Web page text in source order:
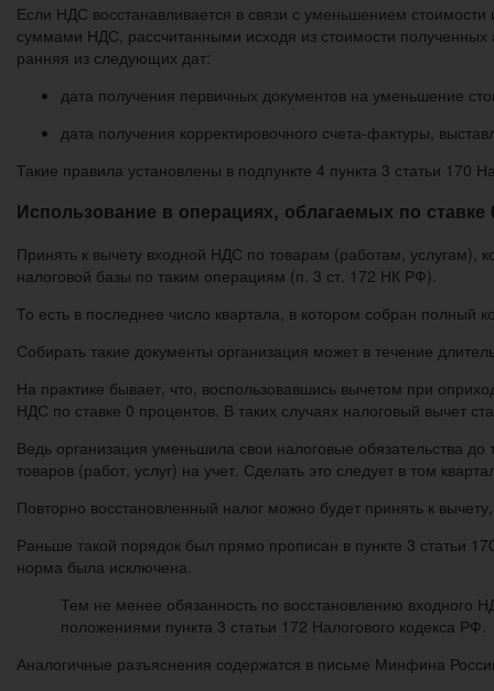
Если НДС восстанавливается в связи с уменьшением
суммами НДС, рассчитанными исходя из стоимости полученных
ранняя из следующих дат:
дата получения первичных документов на уменьшение
дата получения корректировочного счета-фактуры,
Такие правила установлены в подпункте 4 пункта 3 статьи 170
Использование в операциях, облагаемых по ставке
Принять к вычету входной НДС по товарам (работам, услугам),
налоговой базы по таким операциям (п. 3 ст. 172 НК РФ).
То есть в последнее число квартала, в котором собран
Собирать такие документы организация может в течение
На практике бывает, что, воспользовавшись вычетом при
НДС по ставке 0 процентов. В таких случаях налоговый вычет
Ведь организация уменьшила свои налоговые обязательства
товаров (работ, услуг) на учет. Сделать это следует в том
Повторно восстановленный налог можно будет принять к
Раньше такой порядок был прямо прописан в пункте 3 статьи
норма была исключена.
Тем не менее обязанность по восстановлению входного
положениями пункта 3 статьи 172 Налогового кодекса РФ.
Аналогичные разъяснения содержатся в письме Минфина